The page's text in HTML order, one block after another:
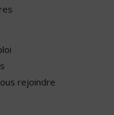
rejoindre